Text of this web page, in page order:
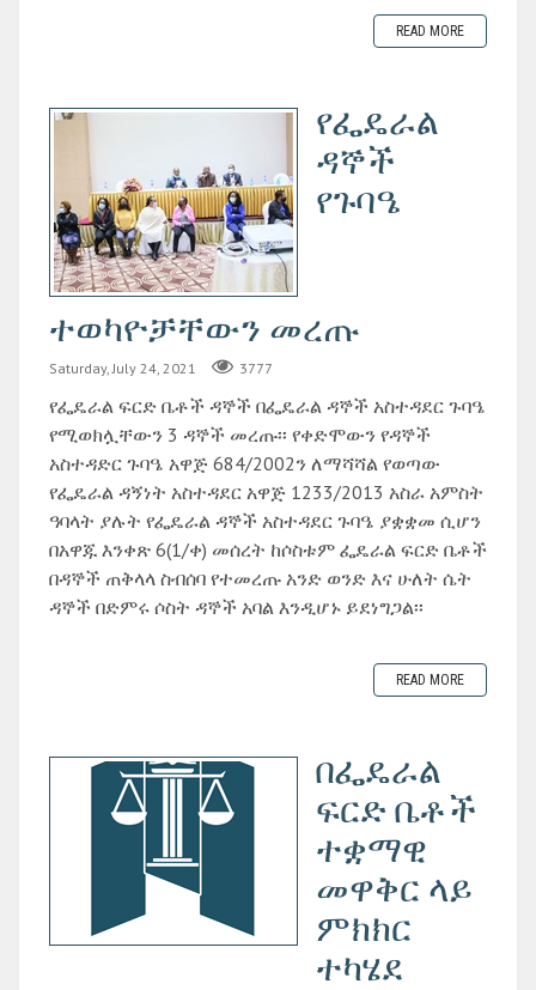
READ MORE
የፌዴራል
ዳኞች
የጉባዔ
ተወካዮቻቸውን መረጡ
Saturday, July 24, 2021 3777
የፌዴራል ፍርድ ቤቶች ዳኞች በፌዴራል ዳኞች አስተዳደር ጉባዔ
የሚወክሏቸውን 3 ዳኞች መረጡ፡፡ የቀድሞውን የዳኞች
አስተዳድር ጉባዔ አዋጅ 684/2002ን ለማሻሻል የወጣው
የፌዴራል ዳኝነት አስተዳደር አዋጅ 1233/2013 አስራ አምስት
ዓባላት ያሉት የፌዴራል ዳኞች አስተዳደር ጉባዔ ያቋቋመ ሲሆን
በአዋጁ እንቀጽ 6(1/ቀ) መሰረት ከሶስቱም ፌዴራል ፍርድ ቤቶች
በዳኞች ጠቅላላ ስብሰባ የተመረጡ አንድ ወንድ እና ሁለት ሴት
ዳኞች በድምሩ ሶስት ዳኞች አባል እንዲሆኑ ይደነግጋል፡፡
READ MORE
በፌዴራል
ፍርድ ቤቶች
ተቋማዊ
መዋቅር ላይ
ምክክር
ተካሄደ